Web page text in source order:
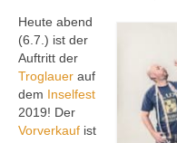
Ausbildung
Downloads
Kontakt
Heute abend
(6.7.) ist der
Auftritt der
Troglauer auf
dem Inselfest
2019! Der
Vorverkauf ist